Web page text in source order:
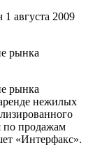
1 августа 2009
рынка
рынка
нежилых
по продажам
«Интерфакс».